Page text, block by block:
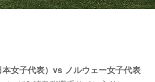
女子代表）vs ノルウェー女子代表